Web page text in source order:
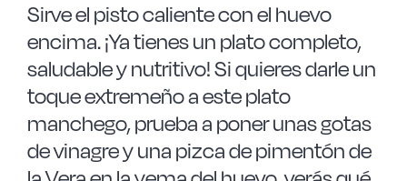
Sirve el pisto caliente con el huevo
encima. ¡Ya tienes un plato completo,
saludable y nutritivo! Si quieres darle un
toque extremeño a este plato
manchego, prueba a poner unas gotas
de vinagre y una pizca de pimentón de